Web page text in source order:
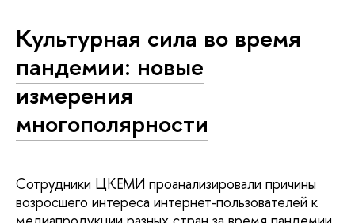
Культурная сила во время
пандемии: новые
измерения
многополярности
Сотрудники ЦКЕМИ проанализировали причины
возросшего интереса интернет-пользователей к